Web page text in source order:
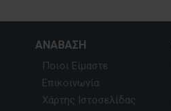
ΑΝΆΒΑΣΗ
Ποιοι Είμαστε
Επικοινωνία
Χάρτης Ιστοσελίδας